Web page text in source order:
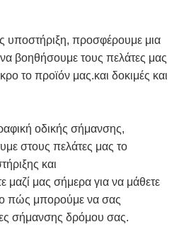
υποστήριξη, προσφέρουμε μια
βοηθήσουμε τους πελάτες μας
το προϊόν μας.και δοκιμές και
οδικής σήμανσης,
στους πελάτες μας το
και
μαζί μας σήμερα για να μάθετε
πώς μπορούμε να σας
σήμανσης δρόμου σας.